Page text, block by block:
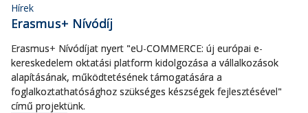
Hírek
Erasmus+ Nívódíj
Erasmus+ Nívódíjat nyert "eU-COMMERCE: új európai e-
kereskedelem oktatási platform kidolgozása a vállalkozások
alapításának, működtetésének támogatására a
foglalkoztathatósághoz szükséges készségek fejlesztésével"
című projektünk.